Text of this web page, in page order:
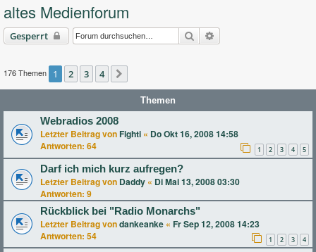
altes Medienforum
Gesperrt Suche
176 Themen 1 2 3 4
Themen
Webradios 2008
Letzter Beitrag von Fighti « Do Okt 16, 2008 14:58
Antworten: 64 1 2 3 4 5
Darf ich mich kurz aufregen?
Letzter Beitrag von Daddy « Di Mai 13, 2008 03:30
Antworten: 9
Rückblick bei "Radio Monarchs"
Letzter Beitrag vondankeanke « Fr Sep 12, 2008 14:23
Antworten: 54 1 2 3 4